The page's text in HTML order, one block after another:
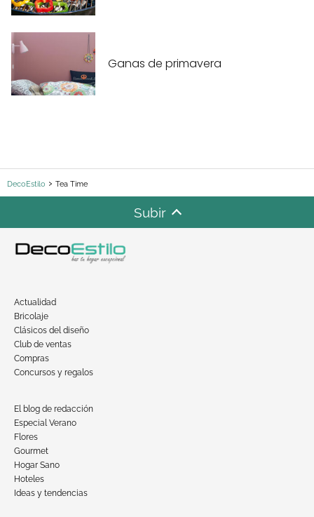
Ganas de primavera
DecoEstilo Tea Time
Subir
Actualidad
Bricolaje
Clásicos del diseño
Club de ventas
Compras
Concursos y regalos
El blog de redacción
Especial Verano
Flores
Gourmet
Hogar Sano
Hoteles
Ideas y tendencias